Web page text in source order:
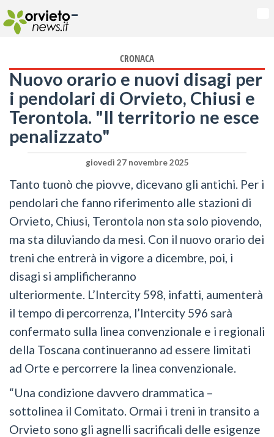
-
CRONACA
Nuovo orario e nuovi disagi per
i pendolari di Orvieto, Chiusi e
Terontola. "Il territorio ne esce
penalizzato"
giovedì 27 novembre 2025
Tanto tuonò che piovve, dicevano gli antichi. Per i
pendolari che fanno riferimento alle stazioni di
Orvieto, Chiusi, Terontola non sta solo piovendo,
ma sta diluviando da mesi. Con il nuovo orario dei
treni che entrerà in vigore a dicembre, poi, i
disagi si amplificheranno
ulteriormente. L’Intercity 598, infatti, aumenterà
il tempo di percorrenza, l’Intercity 596 sarà
confermato sulla linea convenzionale e i regionali
della Toscana continueranno ad essere limitati
ad Orte e percorrere la linea convenzionale.
“Una condizione davvero drammatica –
sottolinea il Comitato. Ormai i treni in transito a
Orvieto sono gli agnelli sacrificali delle esigenze